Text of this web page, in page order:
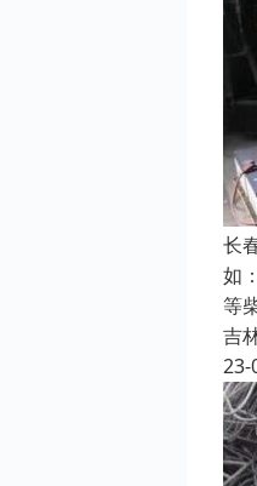
长
如
等
吉
23-